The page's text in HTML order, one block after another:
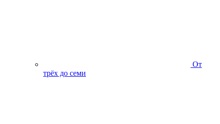
От
трёх до семи